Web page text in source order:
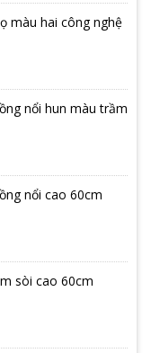
màu hai công nghệ
nổi hun màu trầm
nổi cao 60cm
sòi cao 60cm